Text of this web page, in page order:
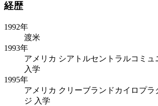
経歴
1992年
渡米
1993年
アメリカ シアトルセントラルコミュ
入学
1995年
アメリカ クリーブランドカイロプラ
ジ 入学